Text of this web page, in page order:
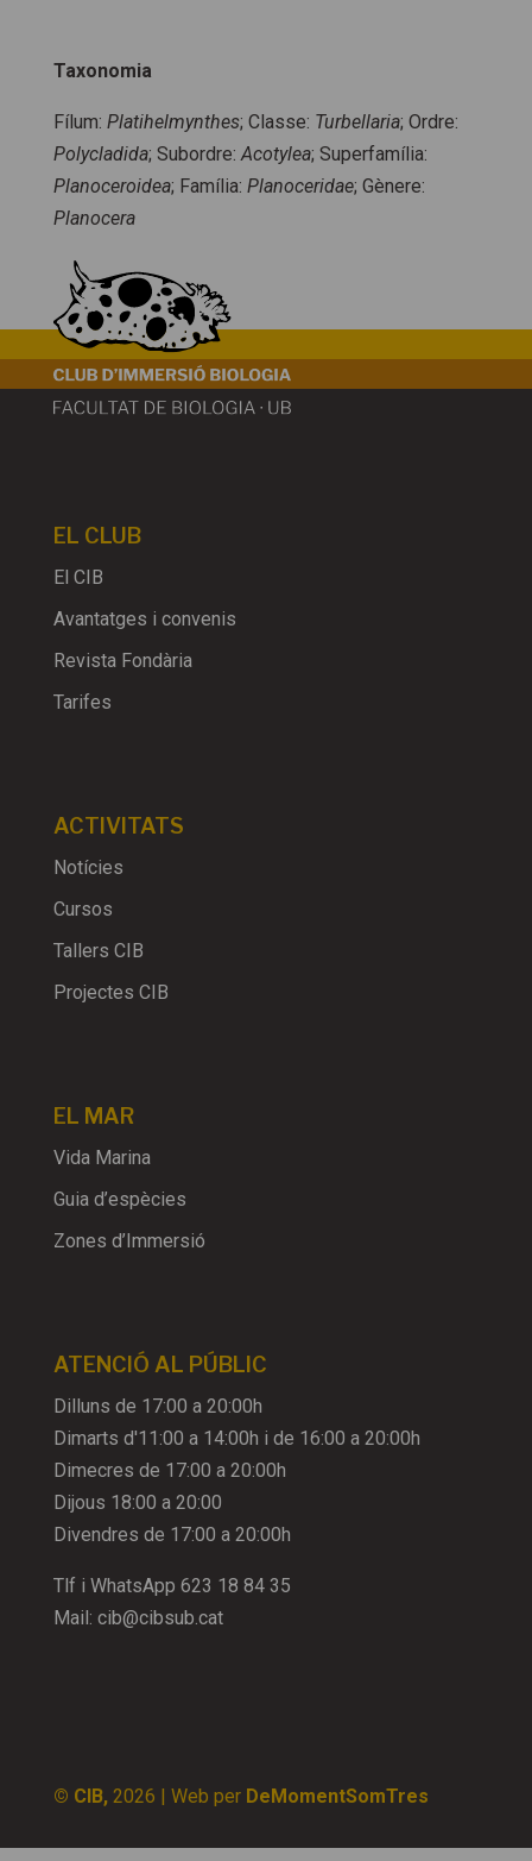
Taxonomia
Fílum: Platihelmynthes; Classe: Turbellaria; Ordre:
Polycladida; Subordre: Acotylea; Superfamília:
Planoceroidea; Família: Planoceridae; Gènere:
Planocera
EL CLUB
El CIB
Avantatges i convenis
Revista Fondària
Tarifes
ACTIVITATS
Notícies
Cursos
Tallers CIB
Projectes CIB
EL MAR
Vida Marina
Guia d’espècies
Zones d’Immersió
ATENCIÓ AL PÚBLIC
Dilluns de 17:00 a 20:00h
Dimarts d'11:00 a 14:00h i de 16:00 a 20:00h
Dimecres de 17:00 a 20:00h
Dijous 18:00 a 20:00
Divendres de 17:00 a 20:00h
Tlf i WhatsApp 623 18 84 35
Mail: cib@cibsub.cat
© CIB, 2026 | Web per DeMomentSomTres